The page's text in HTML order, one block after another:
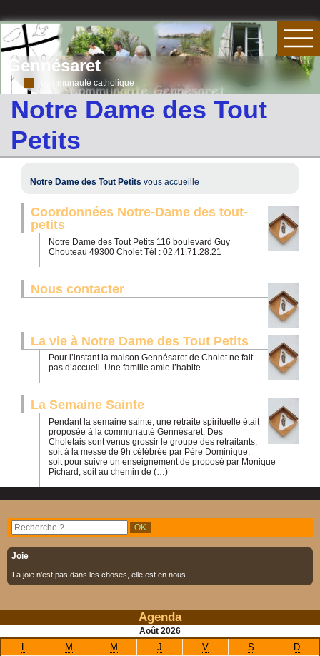
Gennésaret
communauté catholique
Notre Dame des Tout
Petits
Notre Dame des Tout Petits vous accueille
Coordonnées Notre-Dame des tout-
petits
Notre Dame des Tout Petits 116 boulevard Guy
Chouteau 49300 Cholet Tél : 02.41.71.28.21
Nous contacter
La vie à Notre Dame des Tout Petits
Pour l’instant la maison Gennésaret de Cholet ne fait
pas d’accueil. Une famille amie l’habite.
La Semaine Sainte
Pendant la semaine sainte, une retraite spirituelle était
proposée à la communauté Gennésaret. Des
Choletais sont venus grossir le groupe des retraitants,
soit à la messe de 9h célébrée par Père Dominique,
soit pour suivre un enseignement de proposé par Monique
Pichard, soit au chemin de (…)
Joie
La joie n’est pas dans les choses, elle est en nous.
Agenda
Août 2026
L M M J V S D